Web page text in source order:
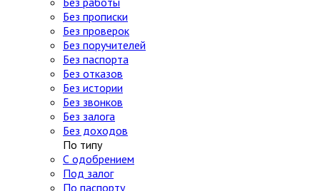
Без прописки
Без проверок
Без поручителей
Без паспорта
Без отказов
Без истории
Без звонков
Без залога
Без доходов
По типу
С одобрением
Под залог
По паспорту